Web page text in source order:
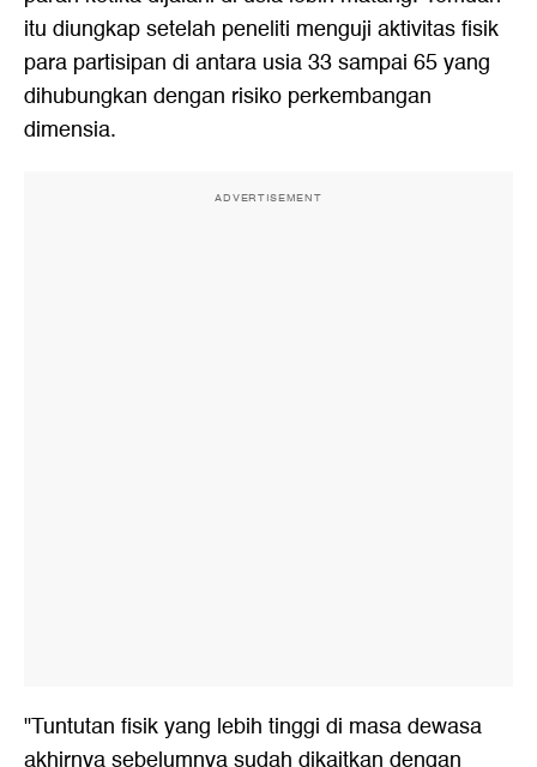
itu diungkap setelah peneliti menguji aktivitas fisik
para partisipan di antara usia 33 sampai 65 yang
dihubungkan dengan risiko perkembangan
dimensia.
ADVERTISEMENT
"Tuntutan fisik yang lebih tinggi di masa dewasa
akhirnya sebelumnya sudah dikaitkan dengan